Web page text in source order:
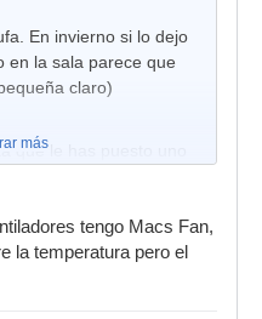
En invierno si lo dejo
en la sala parece que
claro)
que le has puesto uno
más
tengo Macs Fan,
la temperatura pero el